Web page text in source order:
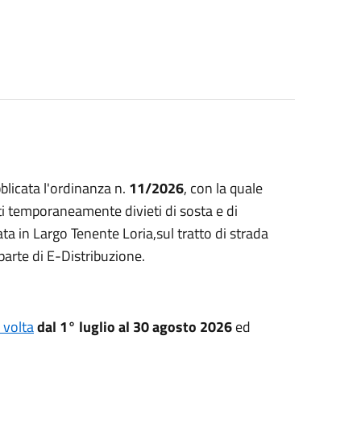
l'ordinanza n. 11/2026, con la quale
divieti di sosta e di
in Largo Tenente Loria,sul tratto di strada
di E-Distribuzione.
voltadal 1° luglio al 30 agosto 2026ed